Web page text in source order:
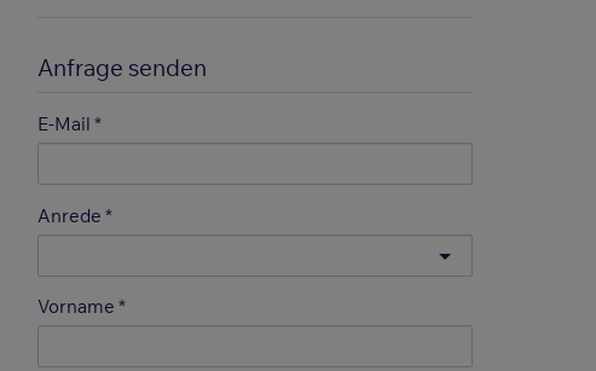
Anfrage senden
E-Mail
Anrede
Vorname